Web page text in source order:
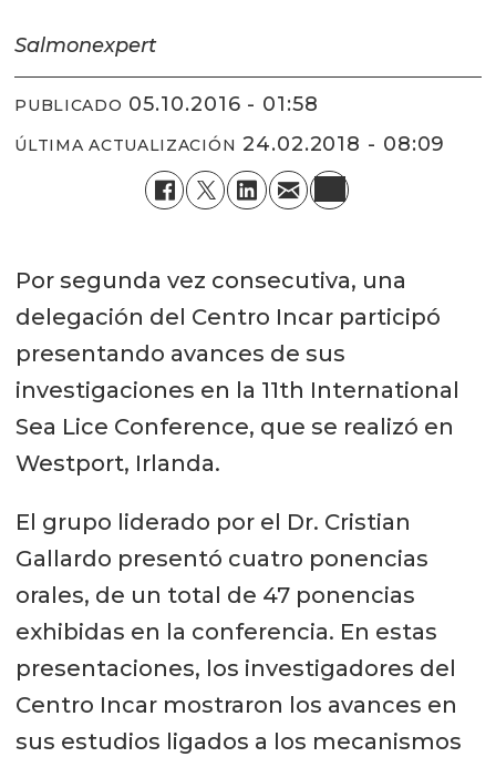
Salmonexpert
PUBLICADO 05.10.2016 - 01:58
ÚLTIMA ACTUALIZACIÓN 24.02.2018 - 08:09
Por segunda vez consecutiva, una
delegación del Centro Incar participó
presentando avances de sus
investigaciones en la 11th International
Sea Lice Conference, que se realizó en
Westport, Irlanda.
El grupo liderado por el Dr. Cristian
Gallardo presentó cuatro ponencias
orales, de un total de 47 ponencias
exhibidas en la conferencia. En estas
presentaciones, los investigadores del
Centro Incar mostraron los avances en
sus estudios ligados a los mecanismos